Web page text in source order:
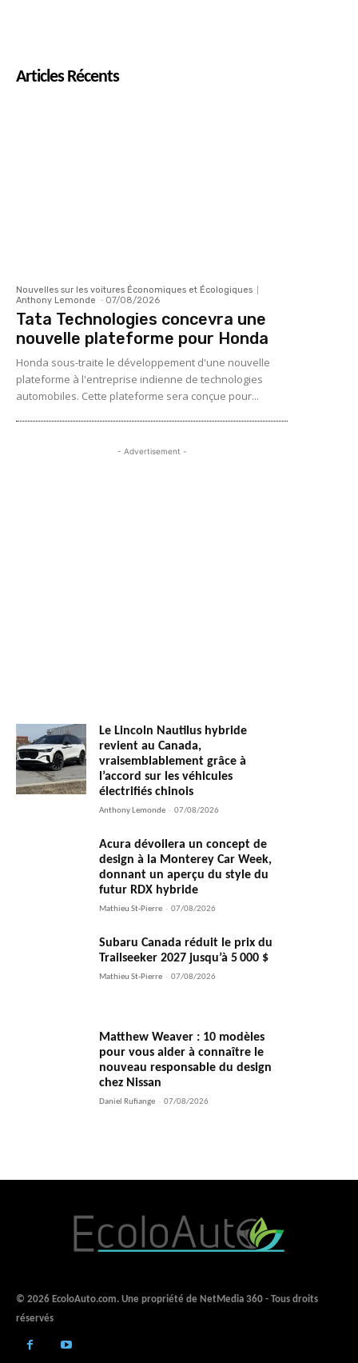
Articles Récents
Nouvelles sur les voitures Économiques et Écologiques
Anthony Lemonde - 07/08/2026
Tata Technologies concevra une
nouvelle plateforme pour Honda
Honda sous-traite le développement d'une nouvelle
plateforme à l'entreprise indienne de technologies
automobiles. Cette plateforme sera conçue pour...
- Advertisement -
Le Lincoln Nautilus hybride
revient au Canada,
vraisemblablement grâce à
l’accord sur les véhicules
électrifiés chinois
Anthony Lemonde - 07/08/2026
Acura dévoilera un concept de
design à la Monterey Car Week,
donnant un aperçu du style du
futur RDX hybride
Mathieu St-Pierre - 07/08/2026
Subaru Canada réduit le prix du
Trailseeker 2027 jusqu’à 5 000 $
Mathieu St-Pierre - 07/08/2026
Matthew Weaver : 10 modèles
pour vous aider à connaître le
nouveau responsable du design
chez Nissan
Daniel Rufiange - 07/08/2026
© 2026 EcoloAuto.com. Une propriété de NetMedia 360 - Tous droits
réservés